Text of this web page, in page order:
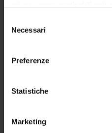
privacy sono applicabili solo
modificare o revocare il
momento dalla
raccogliere
geografica, con
Identificare il tuo
delNecessari
Preferenze
Statistiche
Marketing
Infantile Neuropsychiatry
ACTIVITIES
PHD PROGRAMMES